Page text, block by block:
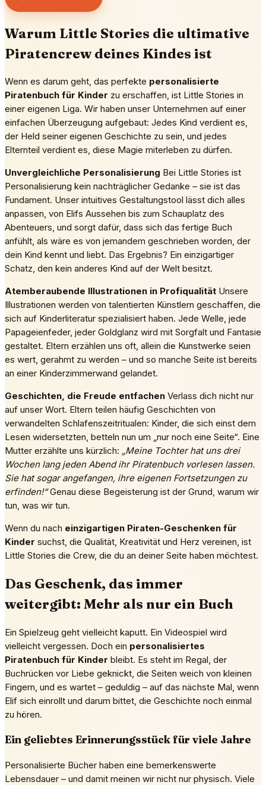
Warum Little Stories die ultimative
Piratencrew deines Kindes ist
Wenn es darum geht, das perfekte personalisierte
Piratenbuch für Kinder zu erschaffen, ist Little Stories in
einer eigenen Liga. Wir haben unser Unternehmen auf einer
einfachen Überzeugung aufgebaut: Jedes Kind verdient es,
der Held seiner eigenen Geschichte zu sein, und jedes
Elternteil verdient es, diese Magie miterleben zu dürfen.
Unvergleichliche Personalisierung Bei Little Stories ist
Personalisierung kein nachträglicher Gedanke – sie ist das
Fundament. Unser intuitives Gestaltungstool lässt dich alles
anpassen, von Elifs Aussehen bis zum Schauplatz des
Abenteuers, und sorgt dafür, dass sich das fertige Buch
anfühlt, als wäre es von jemandem geschrieben worden, der
dein Kind kennt und liebt. Das Ergebnis? Ein einzigartiger
Schatz, den kein anderes Kind auf der Welt besitzt.
Atemberaubende Illustrationen in Profiqualität Unsere
Illustrationen werden von talentierten Künstlern geschaffen, die
sich auf Kinderliteratur spezialisiert haben. Jede Welle, jede
Papageienfeder, jeder Goldglanz wird mit Sorgfalt und Fantasie
gestaltet. Eltern erzählen uns oft, allein die Kunstwerke seien
es wert, gerahmt zu werden – und so manche Seite ist bereits
an einer Kinderzimmerwand gelandet.
Geschichten, die Freude entfachen Verlass dich nicht nur
auf unser Wort. Eltern teilen häufig Geschichten von
verwandelten Schlafenszeitritualen: Kinder, die sich einst dem
Lesen widersetzten, betteln nun um „nur noch eine Seite“. Eine
Mutter erzählte uns kürzlich: „Meine Tochter hat uns drei
Wochen lang jeden Abend ihr Piratenbuch vorlesen lassen.
Sie hat sogar angefangen, ihre eigenen Fortsetzungen zu
erfinden!“Genau diese Begeisterung ist der Grund, warum wir
tun, was wir tun.
Wenn du nach einzigartigen Piraten-Geschenken für
Kinder suchst, die Qualität, Kreativität und Herz vereinen, ist
Little Stories die Crew, die du an deiner Seite haben möchtest.
Das Geschenk, das immer
weitergibt: Mehr als nur ein Buch
Ein Spielzeug geht vielleicht kaputt. Ein Videospiel wird
vielleicht vergessen. Doch ein personalisiertes
Piratenbuch für Kinder bleibt. Es steht im Regal, der
Buchrücken vor Liebe geknickt, die Seiten weich von kleinen
Fingern, und es wartet – geduldig – auf das nächste Mal, wenn
Elif sich einrollt und darum bittet, die Geschichte noch einmal
zu hören.
Ein geliebtes Erinnerungsstück für viele Jahre
Personalisierte Bücher haben eine bemerkenswerte
Lebensdauer – und damit meinen wir nicht nur physisch. Viele